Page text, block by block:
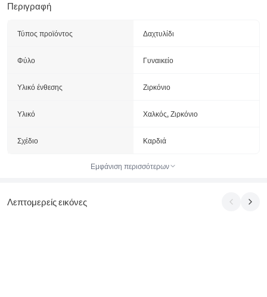
Περιγραφή
Τύπος προϊόντος Δαχτυλίδι
Φύλο Γυναικείο
Υλικό ένθεσης Ζιρκόνιο
Υλικό Χαλκός, Ζιρκόνιο
Σχέδιο Καρδιά
Εμφάνιση περισσότερων
Λεπτομερείς εικόνες